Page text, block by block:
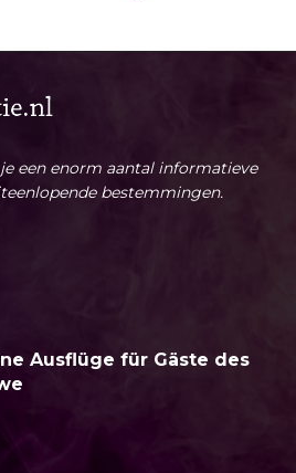
een enorm aantal informatieve
bestemmingen.
Ausflüge für Gäste des